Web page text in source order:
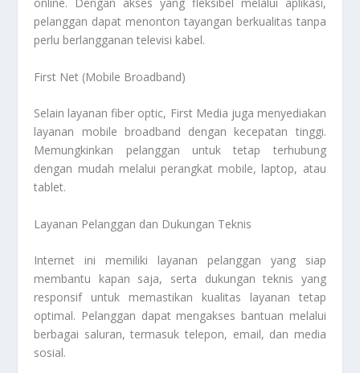
online. Dengan akses yang fleksibel melalui aplikasi,
pelanggan dapat menonton tayangan berkualitas tanpa
perlu berlangganan televisi kabel.
First Net (Mobile Broadband)
Selain layanan fiber optic, First Media juga menyediakan
layanan mobile broadband dengan kecepatan tinggi.
Memungkinkan pelanggan untuk tetap terhubung
dengan mudah melalui perangkat mobile, laptop, atau
tablet.
Layanan Pelanggan dan Dukungan Teknis
Internet ini memiliki layanan pelanggan yang siap
membantu kapan saja, serta dukungan teknis yang
responsif untuk memastikan kualitas layanan tetap
optimal. Pelanggan dapat mengakses bantuan melalui
berbagai saluran, termasuk telepon, email, dan media
sosial.